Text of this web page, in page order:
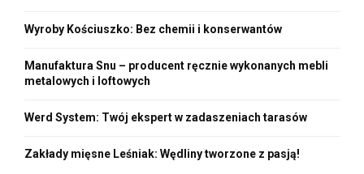
Wyroby Kościuszko: Bez chemii i konserwantów
Manufaktura Snu – producent ręcznie wykonanych mebli
metalowych i loftowych
Werd System: Twój ekspert w zadaszeniach tarasów
Zakłady mięsne Leśniak: Wędliny tworzone z pasją!